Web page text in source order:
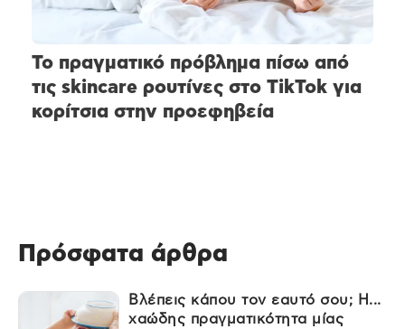
Το πραγματικό πρόβλημα πίσω από
τις skincare ρουτίνες στο TikTok για
κορίτσια στην προεφηβεία
Πρόσφατα άρθρα
Βλέπεις κάπου τον εαυτό σου; Η...
χαώδης πραγματικότητα μίας